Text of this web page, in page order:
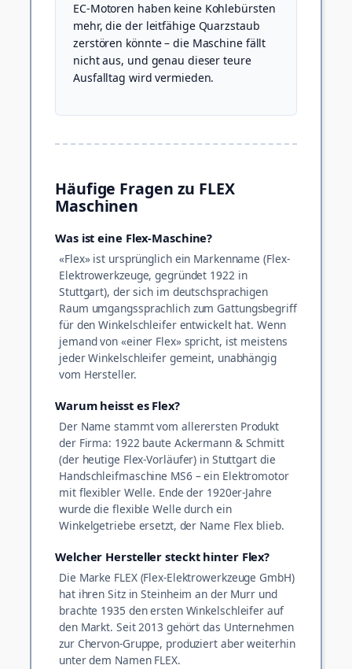
EC-Motoren haben keine Kohlebürsten
mehr, die der leitfähige Quarzstaub
zerstören könnte – die Maschine fällt
nicht aus, und genau dieser teure
Ausfalltag wird vermieden.
Häufige Fragen zu FLEX
Maschinen
Was ist eine Flex-Maschine?
«Flex» ist ursprünglich ein Markenname (Flex-
Elektrowerkzeuge, gegründet 1922 in
Stuttgart), der sich im deutschsprachigen
Raum umgangssprachlich zum Gattungsbegriff
für den Winkelschleifer entwickelt hat. Wenn
jemand von «einer Flex» spricht, ist meistens
jeder Winkelschleifer gemeint, unabhängig
vom Hersteller.
Warum heisst es Flex?
Der Name stammt vom allerersten Produkt
der Firma: 1922 baute Ackermann & Schmitt
(der heutige Flex-Vorläufer) in Stuttgart die
Handschleifmaschine MS6 – ein Elektromotor
mit flexibler Welle. Ende der 1920er-Jahre
wurde die flexible Welle durch ein
Winkelgetriebe ersetzt, der Name Flex blieb.
Welcher Hersteller steckt hinter Flex?
Die Marke FLEX (Flex-Elektrowerkzeuge GmbH)
hat ihren Sitz in Steinheim an der Murr und
brachte 1935 den ersten Winkelschleifer auf
den Markt. Seit 2013 gehört das Unternehmen
zur Chervon-Gruppe, produziert aber weiterhin
unter dem Namen FLEX.